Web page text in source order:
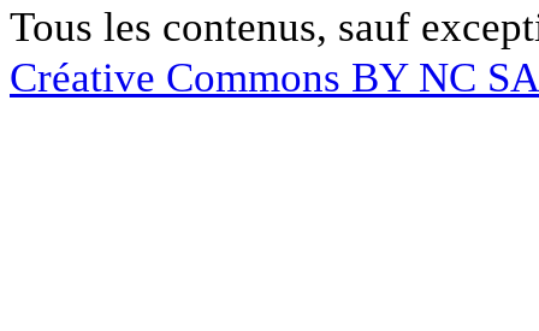
Tous les contenus, sauf
Créative Commons BY NC SA